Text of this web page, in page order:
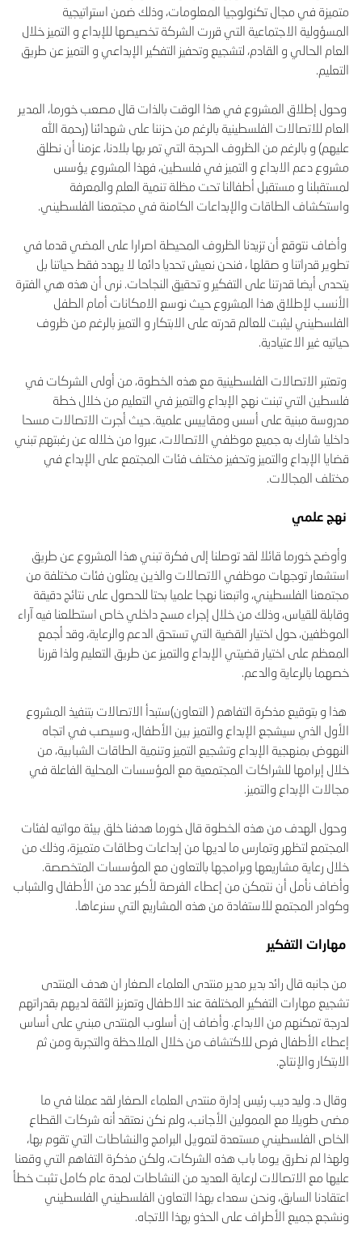
متميزة في مجال تكنولوجيا المعلومات، وذلك ضمن استراتيجية
المسؤولية الاجتماعية التي قررت الشركة تخصيصها للإبداع و التميز خلال
العام الحالي و القادم، لتشجيع وتحفيز التفكير الإبداعي و التميز عن طريق
التعليم.
وحول إطلاق المشروع في هذا الوقت بالذات قال مصعب خورما، المدير
العام للاتصالات الفلسطينية بالرغم من حزننا على شهدائنا (رحمة الله
عليهم) و بالرغم من الظروف الحرجة التي تمر بها بلادنا، عزمنا أن نطلق
مشروع دعم الابداع و التميز في فلسطين، فهذا المشروع يؤسس
لمستقبلنا و مستقبل أطفالنا تحت مظلة تنمية العلم والمعرفة
واستكشاف الطاقات والإبداعات الكامنة في مجتمعنا الفلسطيني.
وأضاف نتوقع أن تزيدنا الظروف المحيطة اصرارا على المضي قدما في
تطوير قدراتنا و صقلها ، فنحن نعيش تحديا دائما لا يهدد فقط حياتنا بل
يتحدى أيضا قدرتنا على التفكير و تحقيق النجاحات. نرى أن هذه هي الفترة
الأنسب لإطلاق هذا المشروع حيث نوسع الامكانات أمام الطفل
الفلسطيني ليثبت للعالم قدرته على الابتكار و التميز بالرغم من ظروف
حياتيه غير الاعتيادية.
وتعتبر الاتصالات الفلسطينية مع هذه الخطوة، من أولى الشركات في
فلسطين التي تبنت نهج الإبداع والتميز في التعليم من خلال خطة
مدروسة مبنية على أسس ومقاييس علمية. حيث أجرت الاتصالات مسحا
داخليا شارك به جميع موظفي الاتصالات، عبروا من خلاله عن رغبتهم تبني
قضايا الإبداع والتميز وتحفيز مختلف فئات المجتمع على الإبداع في
مختلف المجالات.
نهج علمي
وأوضح خورما قائلا لقد توصلنا إلى فكرة تبني هذا المشروع عن طريق
استشعار توجهات موظفي الاتصالات والذين يمثلون فئات مختلفة من
مجتمعنا الفلسطيني، واتبعنا نهجا علميا بحتا للحصول على نتائج دقيقة
وقابلة للقياس، وذلك من خلال إجراء مسح داخلي خاص استطلعنا فيه آراء
الموظفين، حول اختيار القضية التي تستحق الدعم والرعاية، وقد أجمع
المعظم على اختيار قضيتي الإبداع والتميز عن طريق التعليم ولذا قررنا
خصهما بالرعاية والدعم.
هذا و بتوقيع مذكرة التفاهم ( التعاون)ستبدأ الاتصالات بتنفيذ المشروع
الأول الذي سيشجع الإبداع والتميز بين الأطفال، وسيصب في اتجاه
النهوض بمنهجية الإبداع وتشجيع التميز وتنمية الطاقات الشبابية، من
خلال إبرامها للشراكات المجتمعية مع المؤسسات المحلية الفاعلة في
مجالات الإبداع والتميز.
وحول الهدف من هذه الخطوة قال خورما هدفنا خلق بيئة مواتيه لفئات
المجتمع لتظهر وتمارس ما لديها من إبداعات وطاقات متميزة، وذلك من
خلال رعاية مشاريعها وبرامجها بالتعاون مع المؤسسات المتخصصة.
وأضاف نأمل أن نتمكن من إعطاء الفرصة لأكبر عدد من الأطفال والشباب
وكوادر المجتمع للاستفادة من هذه المشاريع التي سنرعاها.
مهارات التفكير
من جانبه قال رائد بدير مدير منتدى العلماء الصغار ان هدف المنتدى
تشجيع مهارات التفكير المختلفة عند الاطفال وتعزيز الثقة لديهم بقدراتهم
لدرجة تمكنهم من الابداع. وأضاف إن أسلوب المنتدى مبني على أساس
إعطاء الأطفال فرص للاكتشاف من خلال الملاحظة والتجربة ومن ثم
الابتكار والإنتاج.
وقال د. وليد ديب رئيس إدارة منتدى العلماء الصغار لقد عملنا في ما
مضى طويلا مع الممولين الأجانب، ولم نكن نعتقد أنه شركات القطاع
الخاص الفلسطيني مستعدة لتمويل البرامج والنشاطات التي تقوم بها،
ولهذا لم نطرق يوما باب هذه الشركات، ولكن مذكرة التفاهم التي وقعنا
عليها مع الاتصالات لرعاية العديد من النشاطات لمدة عام كامل تثبت خطأ
اعتقادنا السابق، ونحن سعداء بهذا التعاون الفلسطيني الفلسطيني
ونشجع جميع الأطراف على الحذو بهذا الاتجاه.